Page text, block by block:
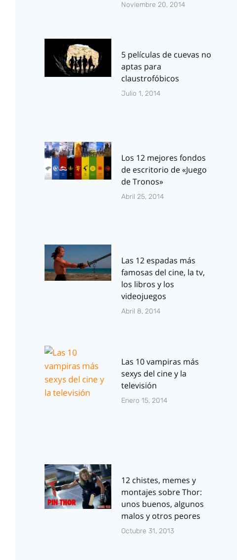
Noviembre 20, 2014
5 películas de cuevas no
aptas para
claustrofóbicos
Julio 1, 2014
Los 12 mejores fondos
de escritorio de «Juego
de Tronos»
Abril 25, 2014
Las 12 espadas más
famosas del cine, la tv,
los libros y los
videojuegos
Abril 8, 2014
Las 10 vampiras más
sexys del cine y la
televisión
Enero 15, 2014
12 chistes, memes y
montajes sobre Thor:
unos buenos, algunos
malos y otros peores
Octubre 31, 2013